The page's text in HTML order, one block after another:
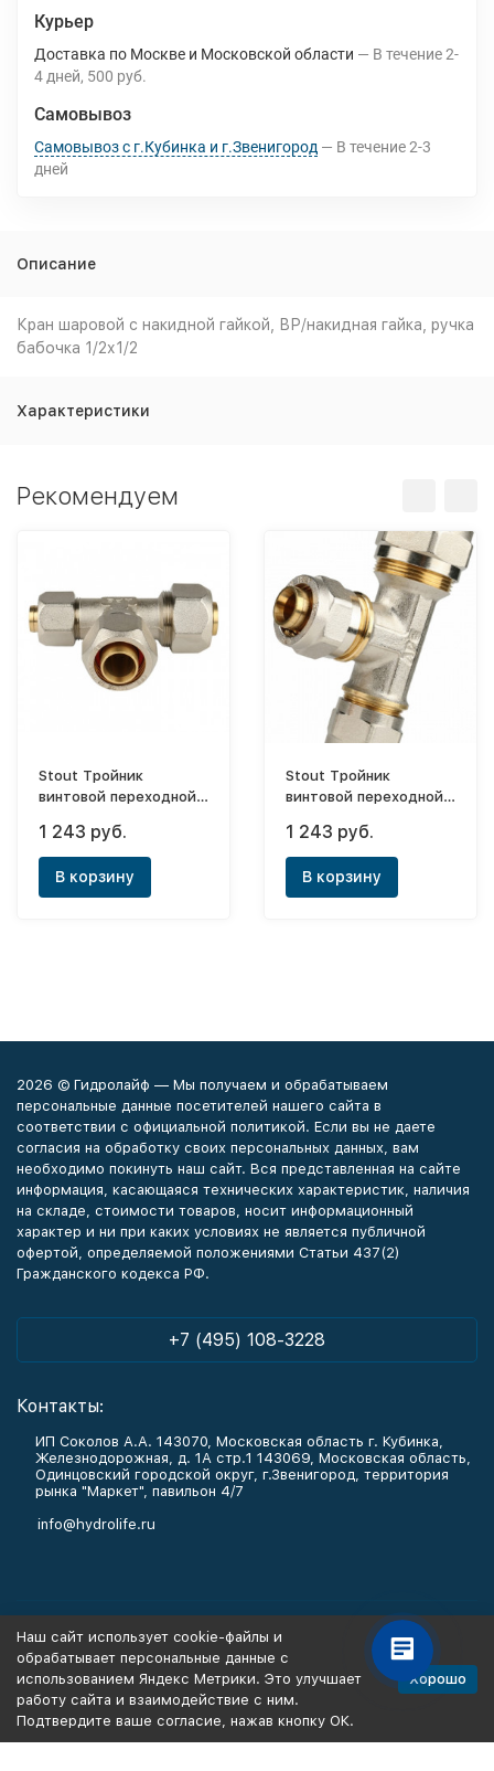
Курьер
Доставка по Москве и Московской области В течение2-
4 дней 500 руб.
Самовывоз
Самовывоз с г.Кубинка и г.Звенигород В течение2-3
дней
Описание
Кран шаровой с накидной гайкой, ВР/накидная гайка, ручка
бабочка 1/2х1/2
Характеристики
Рекомендуем
Stout Тройник
винтовой переходной
1 243 руб.
В корзину
Stout Тройник
винтовой переходной
1 243 руб.
В корзину
2026 © Гидролайф — Мы получаем и обрабатываем
персональные данные посетителей нашего сайта в
соответствии с официальной политикой. Если вы не даете
согласия на обработку своих персональных данных, вам
необходимо покинуть наш сайт. Вся представленная на сайте
информация, касающаяся технических характеристик, наличия
на складе, стоимости товаров, носит информационный
характер и ни при каких условиях не является публичной
офертой, определяемой положениями Статьи 437(2)
Гражданского кодекса РФ.
+7 (495) 108-3228
Контакты:
ИП Соколов А.А. 143070, Московская область г. Кубинка,
Железнодорожная, д. 1А стр.1 143069, Московская область,
Одинцовский городской округ, г.Звенигород, территория
рынка "Маркет", павильон 4/7
info@hydrolife.ru
Информация
Политика персональных данных
Наш сайт использует cookie-файлы и
обрабатывает персональные данные с
использованием Яндекс Метрики. Это улучшает
работу сайта и взаимодействие с ним.
Подтвердите ваше согласие, нажав кнопку ОК.
Хорошо